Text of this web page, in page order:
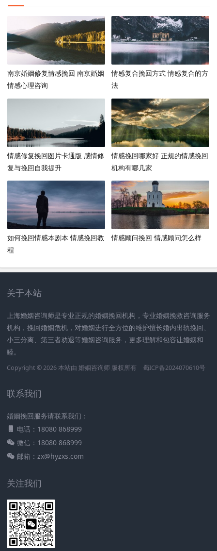
南京婚姻修复情感挽回 南京婚姻
情感心理咨询
情感复合挽回方式 情感复合的方
法
情感修复挽回图片卡通版 感情修
复与挽回自我提升
情感挽回哪家好 正规的情感挽回
机构有哪几家
如何挽回情感本剧本 情感挽回教
程
情感顾问挽回 情感顾问怎么样
关于本站
上海婚姻咨询师是专业正规的婚姻挽回机构，专业婚姻挽救咨询服务
机构，挽回婚姻危机，对婚姻进行全方位的维护擅长婚内出轨挽回、
小三分离、第三者劝退等婚姻咨询服务，更多理解和包容让婚姻和
睦。
Copyright © 2026 本站由 婚姻咨询师 版权所有 蜀ICP备2024070610号
联系我们
婚姻挽回服务请联系我们：
电话：18080 868999
微信：18080 868999
邮箱：zx@hyzxs.com
关注我们